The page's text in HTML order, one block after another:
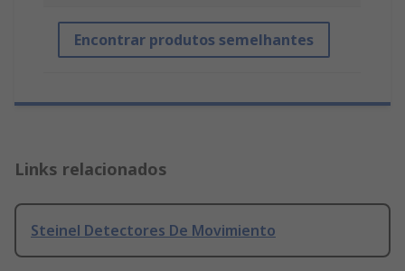
Encontrar produtos semelhantes
Links relacionados
Steinel Detectores De Movimiento